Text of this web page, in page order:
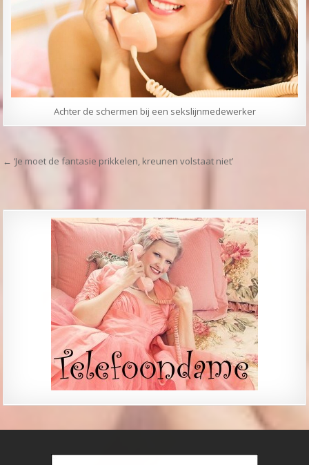
Achter de schermen bij een sekslijnmedewerker
Bericht navigatie
← ‘Je moet de fantasie prikkelen, kreunen volstaat niet’